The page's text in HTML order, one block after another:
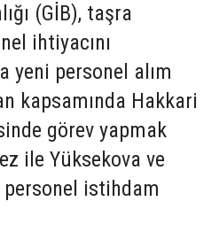
(GİB), taşra
ihtiyacını
yeni personel alım
kapsamında Hakkari
görev yapmak
ile Yüksekova ve
istihdam